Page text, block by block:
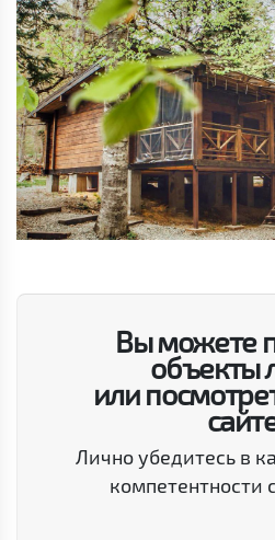
Вы можете
объекты
или
Лично убедитесь в
компетентности